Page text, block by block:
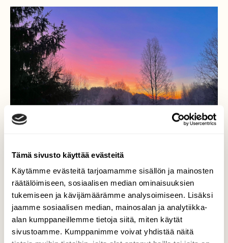
Tämä sivusto käyttää evästeitä
Käytämme evästeitä tarjoamamme sisällön ja mainosten
räätälöimiseen, sosiaalisen median ominaisuuksien
tukemiseen ja kävijämäärämme analysoimiseen. Lisäksi
jaamme sosiaalisen median, mainosalan ja analytiikka-
alan kumppaneillemme tietoja siitä, miten käytät
sivustoamme. Kumppanimme voivat yhdistää näitä
Aamurusko
Puolituntia auringonnousuun…!